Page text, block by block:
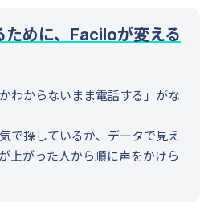
ために、Faciloが変える
わからないまま電話する」がな
で探しているか、データで見え
上がった人から順に声をかけら